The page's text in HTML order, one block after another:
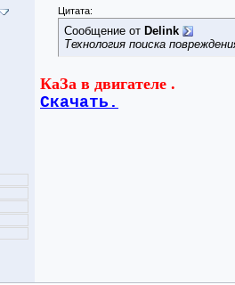
Цитата:
Сообщение от Delink
Технология поиска
КаЗа в двигателе .
Скачать.